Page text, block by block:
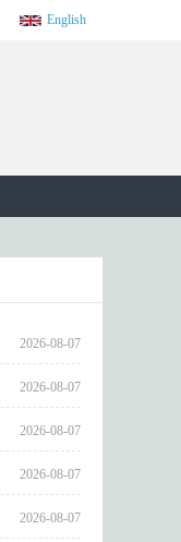
English
2026-08-07
2026-08-07
2026-08-07
2026-08-07
2026-08-07